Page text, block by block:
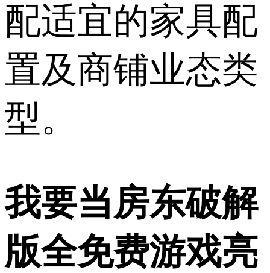
配适宜的家具配
置及商铺业态类
型。
我要当房东破解
版全免费游戏亮